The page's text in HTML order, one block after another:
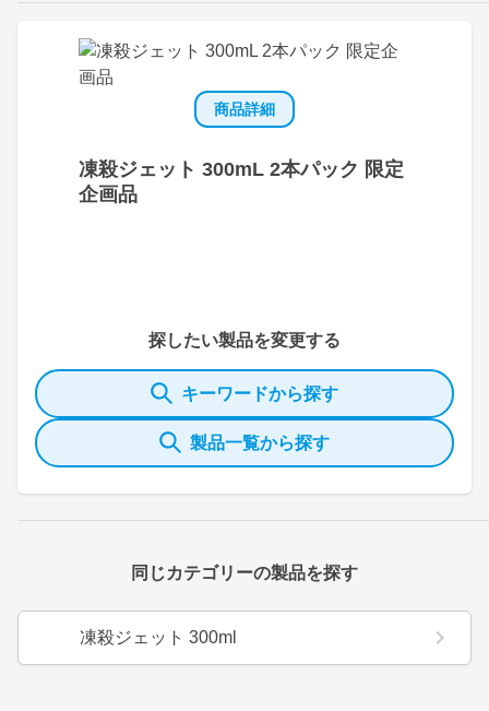
商品詳細
凍殺ジェット 300mL 2本パック 限定
企画品
探したい製品を変更する
キーワードから探す
製品一覧から探す
同じカテゴリーの製品を探す
凍殺ジェット 300ml